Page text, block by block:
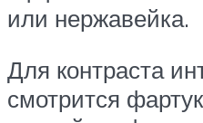
или нержавейка.
Для контраста
смотрится